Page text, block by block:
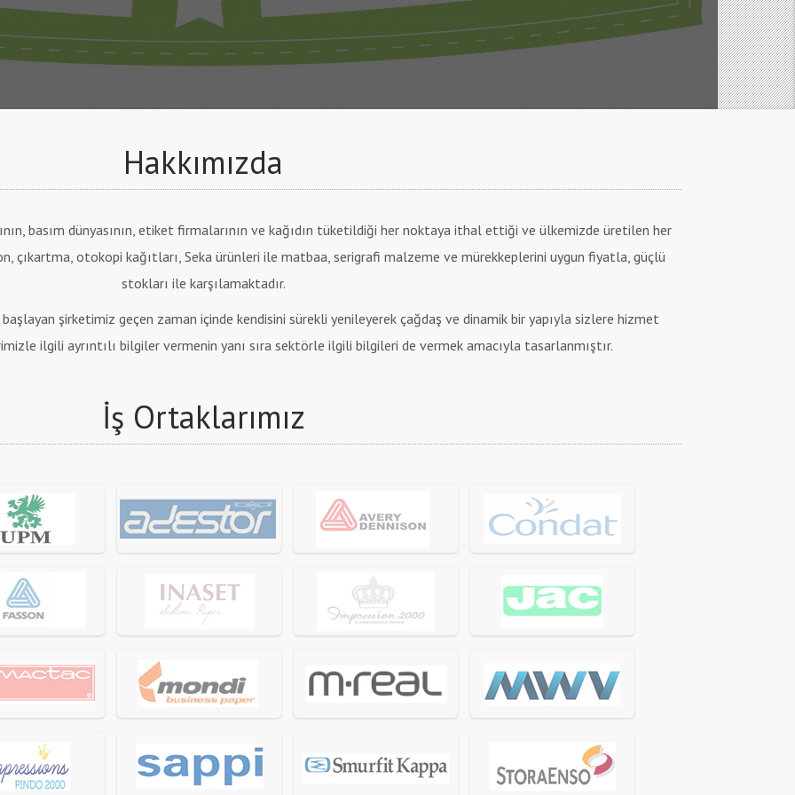
Hakkımızda
basım dünyasının, etiket firmalarının ve kağıdın tüketildiği her noktaya ithal ettiği ve ülkemizde üretilen her
çıkartma, otokopi kağıtları, Seka ürünleri ile matbaa, serigrafi malzeme ve mürekkeplerini uygun fiyatla, güçlü
stokları ile karşılamaktadır.
şirketimiz geçen zaman içinde kendisini sürekli yenileyerek çağdaş ve dinamik bir yapıyla sizlere hizmet
ilgili ayrıntılı bilgiler vermenin yanı sıra sektörle ilgili bilgileri de vermek amacıyla tasarlanmıştır.
İş Ortaklarımız